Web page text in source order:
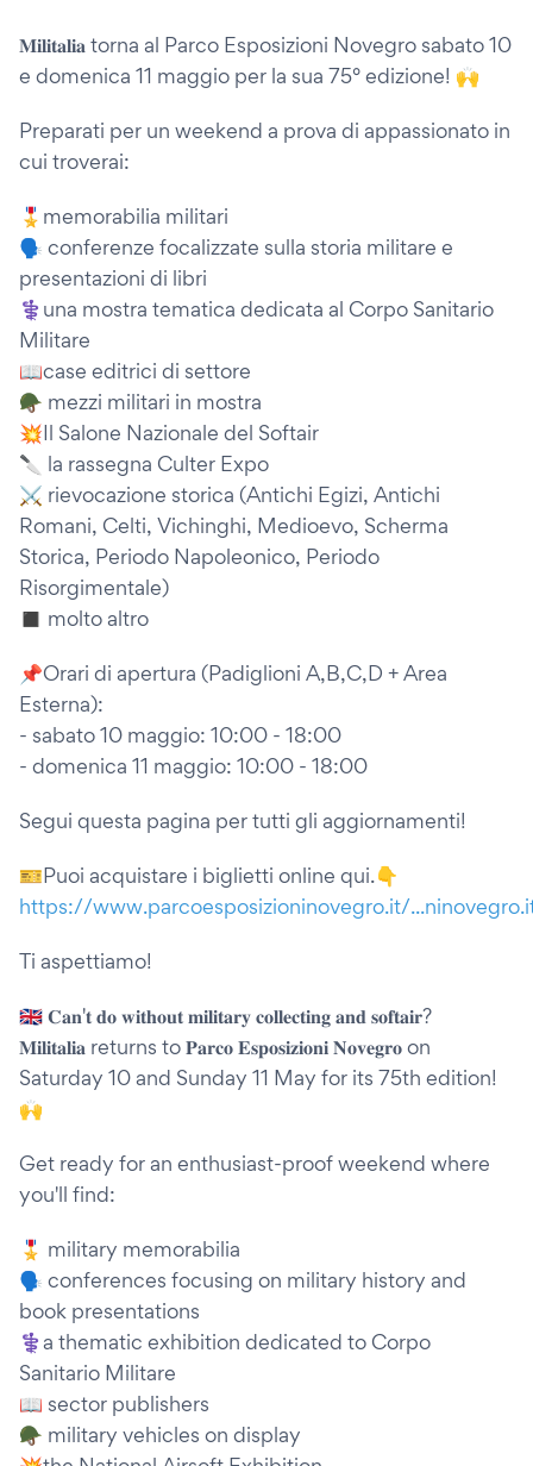
𝐌𝐢𝐥𝐢𝐭𝐚𝐥𝐢𝐚 torna al Parco Esposizioni Novegro sabato 10
e domenica 11 maggio per la sua 75° edizione! 🙌
Preparati per un weekend a prova di appassionato in
cui troverai:
🎖️memorabilia militari
🗣️ conferenze focalizzate sulla storia militare e
presentazioni di libri
⚕️una mostra tematica dedicata al Corpo Sanitario
Militare
📖case editrici di settore
🪖 mezzi militari in mostra
💥Il Salone Nazionale del Softair
🔪 la rassegna Culter Expo
⚔ rievocazione storica (Antichi Egizi, Antichi
Romani, Celti, Vichinghi, Medioevo, Scherma
Storica, Periodo Napoleonico, Periodo
Risorgimentale)
◼ molto altro
📌Orari di apertura (Padiglioni A,B,C,D + Area
Esterna):
- sabato 10 maggio: 10:00 - 18:00
- domenica 11 maggio: 10:00 - 18:00
Segui questa pagina per tutti gli aggiornamenti!
🎫Puoi acquistare i biglietti online qui.👇
https://www.parcoesposizioninovegro.it/
Ti aspettiamo!
🇬🇧 𝐂𝐚𝐧'𝐭 𝐝𝐨 𝐰𝐢𝐭𝐡𝐨𝐮𝐭 𝐦𝐢𝐥𝐢𝐭𝐚𝐫𝐲 𝐜𝐨𝐥𝐥𝐞𝐜𝐭𝐢𝐧𝐠 𝐚𝐧𝐝 𝐬𝐨𝐟𝐭𝐚𝐢𝐫?
𝐌𝐢𝐥𝐢𝐭𝐚𝐥𝐢𝐚 returns to 𝐏𝐚𝐫𝐜𝐨 𝐄𝐬𝐩𝐨𝐬𝐢𝐳𝐢𝐨𝐧𝐢 𝐍𝐨𝐯𝐞𝐠𝐫𝐨 on
Saturday 10 and Sunday 11 May for its 75th edition!
🙌
Get ready for an enthusiast-proof weekend where
you'll find:
🎖️ military memorabilia
🗣️ conferences focusing on military history and
book presentations
⚕️a thematic exhibition dedicated to Corpo
Sanitario Militare
📖 sector publishers
🪖 military vehicles on display